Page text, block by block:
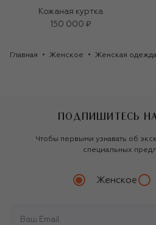
Кожаная куртка
150 000 ₽
Главная Женское Женская одежда
ПОДПИШИТЕСЬ
Чтобы первыми узнавать об
специальных
Женское